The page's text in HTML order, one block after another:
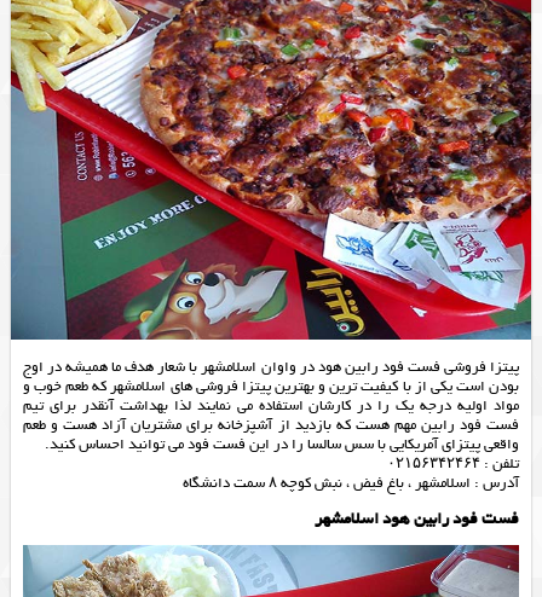
پیتزا فروشی فست فود رابین هود در واوان اسلامشهر با شعار هدف ما همیشه در اوج
بودن است یکی از با کیفیت ترین و بهترین پیتزا فروشی های اسلامشهر که طعم خوب و
مواد اولیه درجه یک را در کارشان استفاده می نمایند لذا بهداشت آنقدر برای تیم
فست فود رابین مهم هست که بازدید از آشپزخانه برای مشتریان آزاد هست و طعم
واقعی پیتزای آمریکایی با سس سالسا را در این فست فود می توانید احساس کنید.
تلفن : ۰۲۱۵۶۳۴۲۴۶۴
آدرس : اسلامشهر ، باغ فیض ، نبش کوچه ۸ سمت دانشگاه
فست فود رابین هود اسلامشهر